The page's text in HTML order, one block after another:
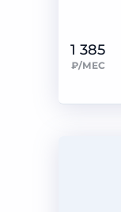
1 385
₽/МЕС